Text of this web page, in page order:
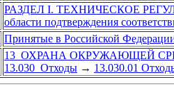
РАЗДЕЛ I. ТЕХНИЧЕСКОЕ
области подтверждения
Принятые в Российской
13 ОХРАНА ОКРУЖАЮЩЕЙ
13.030 Отходы → 13.030.01